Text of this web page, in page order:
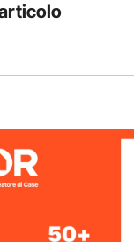
0,5 CV/
16 GPM /